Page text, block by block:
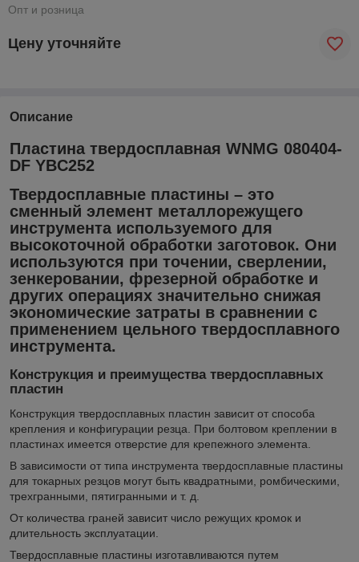
Опт и розница
Цену уточняйте
Описание
Пластина твердосплавная WNMG 080404-
DF YBC252
Твердосплавные пластины – это
сменный элемент металлорежущего
инструмента используемого для
высокоточной обработки заготовок. Они
используются при точении, сверлении,
зенкеровании, фрезерной обработке и
других операциях значительно снижая
экономические затраты в сравнении с
применением цельного твердосплавного
инструмента.
Конструкция и преимущества твердосплавных
пластин
Конструкция твердосплавных пластин зависит от способа
крепления и конфигурации резца. При болтовом креплении в
пластинах имеется отверстие для крепежного элемента.
В зависимости от типа инструмента твердосплавные пластины
для токарных резцов могут быть квадратными, ромбическими,
трехгранными, пятигранными и т. д.
От количества граней зависит число режущих кромок и
длительность эксплуатации.
Твердосплавные пластины изготавливаются путем